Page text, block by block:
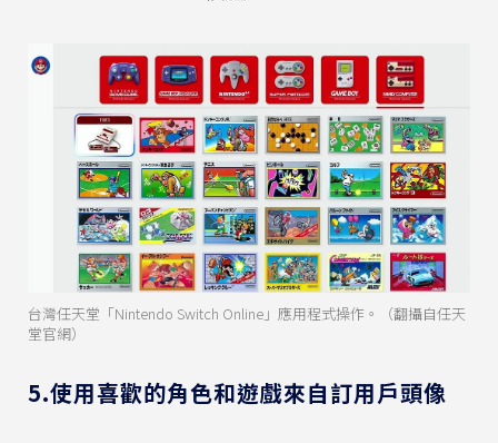
台灣任天堂「Nintendo Switch Online」應用程式操作。（翻攝自任天
堂官網）
5.使用喜歡的角色和遊戲來自訂用戶頭像